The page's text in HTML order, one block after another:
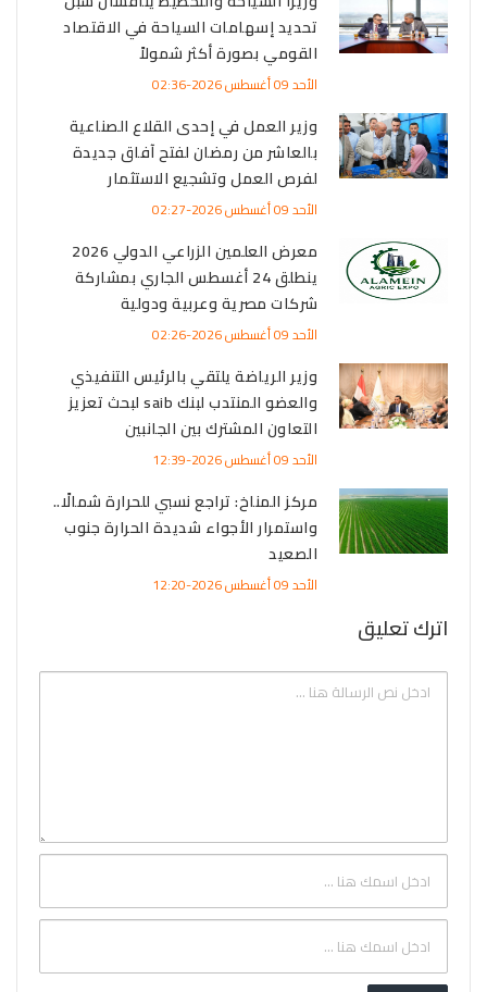
تحديد إسهامات السياحة في الاقتصاد
القومي بصورة أكثر شمولاً
الأحد 09 أغسطس 2026-02:36
وزير العمل في إحدى القلاع الصناعية
بالعاشر من رمضان لفتح آفاق جديدة
لفرص العمل وتشجيع الاستثمار
الأحد 09 أغسطس 2026-02:27
معرض العلمين الزراعي الدولي 2026
ينطلق 24 أغسطس الجاري بمشاركة
شركات مصرية وعربية ودولية
الأحد 09 أغسطس 2026-02:26
وزير الرياضة يلتقي بالرئيس التنفيذي
والعضو المنتدب لبنك saib لبحث تعزيز
التعاون المشترك بين الجانبين
الأحد 09 أغسطس 2026-12:39
مركز المناخ: تراجع نسبي للحرارة شمالًا..
واستمرار الأجواء شديدة الحرارة جنوب
الصعيد
الأحد 09 أغسطس 2026-12:20
اترك تعليق